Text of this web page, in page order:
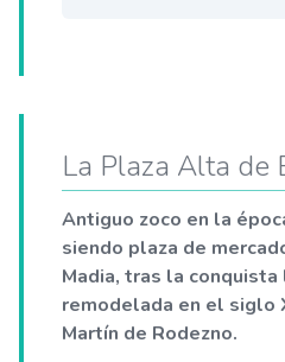
La Plaza Alta de
Antiguo zoco en la
siendo plaza de
Madia, tras la
remodelada en el siglo
Martín de Rodezno.